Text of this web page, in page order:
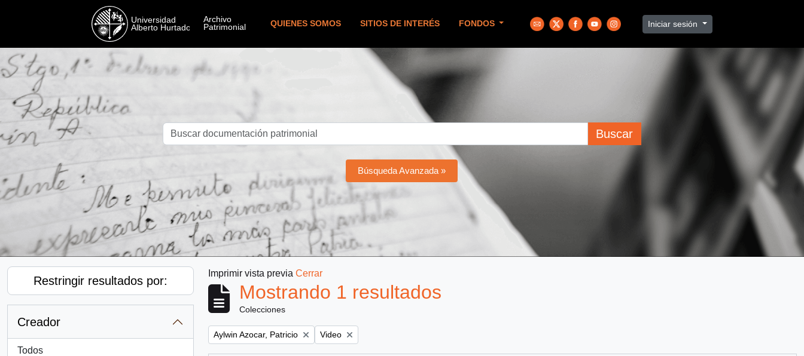
QUIENES SOMOS SITIOS DE INTERÉS FONDOS Iniciar sesión
Buscar
Búsqueda Avanzada »
Restringir resultados por:
Creador
Todos
Imprimir vista previa Cerrar
Mostrando 1 resultados
Colecciones
Remove filter:
Aylwin Azocar, Patricio Remove filter:
Video